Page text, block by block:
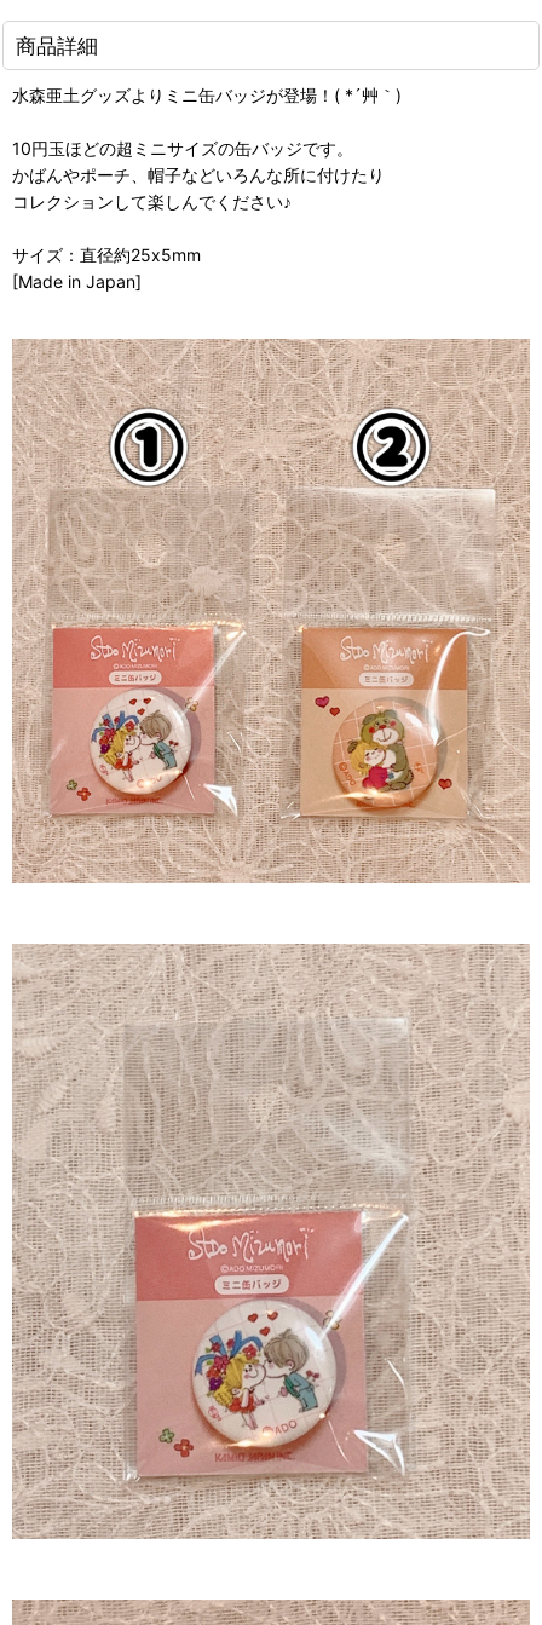
商品詳細
水森亜土グッズよりミニ缶バッジが登場！( *´艸｀)
10円玉ほどの超ミニサイズの缶バッジです。
かばんやポーチ、帽子などいろんな所に付けたり
コレクションして楽しんでください♪
サイズ：直径約25x5mm
[Made in Japan]